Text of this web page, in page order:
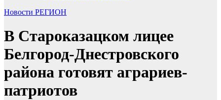
Новости РЕГИОН
В Староказацком лицее
Белгород-Днестровского
района готовят аграриев-
патриотов